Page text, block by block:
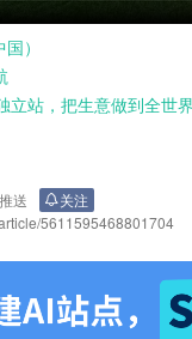
）
立站，把生意做到全世界
推送
关注
5611595468801704